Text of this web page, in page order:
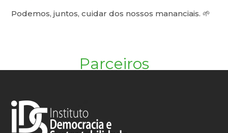
Podemos, juntos, cuidar dos nossos mananciais. 🌱
Parceiros